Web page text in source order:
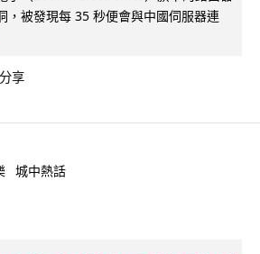
，被發現每 35 秒便會與中國伺服器連
分享
城中熱話